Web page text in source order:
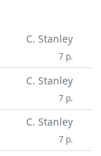
C. Stanley
7 p.
C. Stanley
7 p.
C. Stanley
7 p.